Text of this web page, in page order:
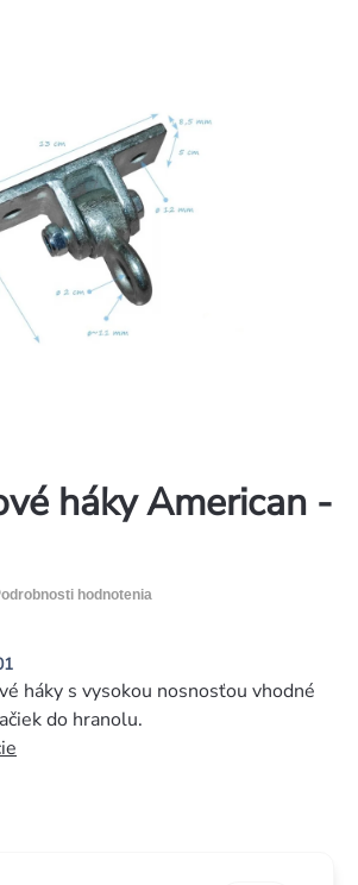
háky American -
hodnotenia
háky s vysokou nosnosťou vhodné
do hranolu.